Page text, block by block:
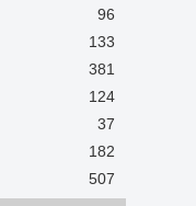
96
133
381
124
37
182
507